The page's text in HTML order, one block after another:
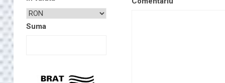
Suma